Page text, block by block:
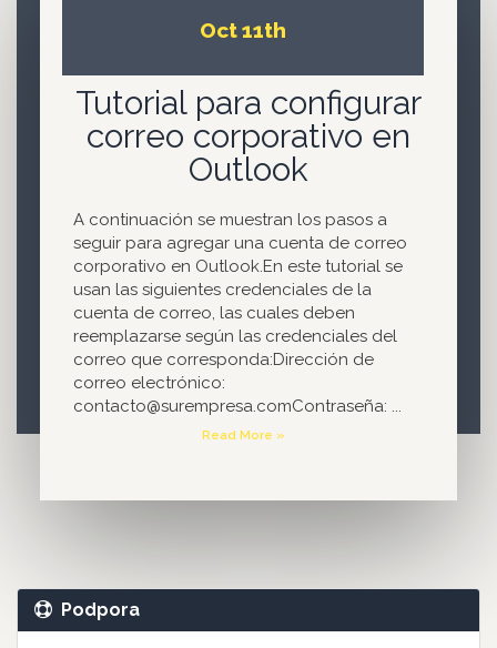
Oct 11th
Tutorial para configurar
correo corporativo en
Outlook
A continuación se muestran los pasos a
seguir para agregar una cuenta de correo
corporativo en Outlook.En este tutorial se
usan las siguientes credenciales de la
cuenta de correo, las cuales deben
reemplazarse según las credenciales del
correo que corresponda:Dirección de
correo electrónico:
contacto@surempresa.comContraseña: ...
Read More »
Podpora